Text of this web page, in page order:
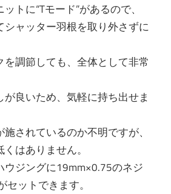
トに“Tモード”があるので、
シャッター羽根を取り外さずに
を調節しても、全体として非常
が良いため、気軽に持ち出せま
されているのか不明ですが、
はありません。
ウジングに19mm×0.75のネジ
セットできます。